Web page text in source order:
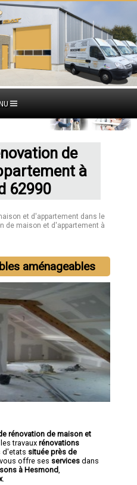
de
à
62990
et d'appartement dans le
de maison et d'appartement à
aménageables
rénovation de maison et
travaux rénovations
d'etats située près de
vous offre ses services dans
à Hesmond
.